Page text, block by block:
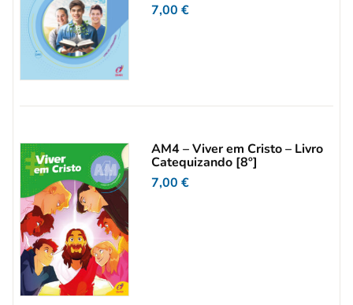
7,00€
AM4 – Viver em Cristo – Livro
Catequizando [8º]
7,00€